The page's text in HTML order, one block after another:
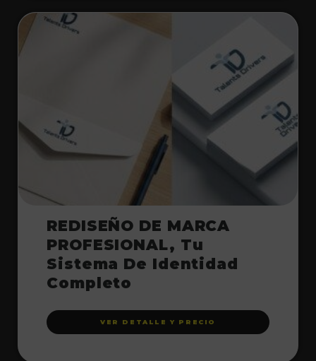
REDISEÑO DE MARCA
PROFESIONAL, Tu
Sistema De Identidad
Completo
VER DETALLE Y PRECIO